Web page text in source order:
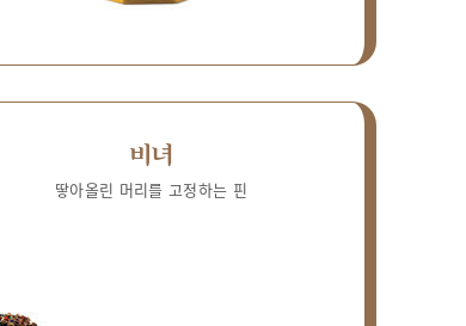
비녀
땋아올린 머리를 고정하는 핀